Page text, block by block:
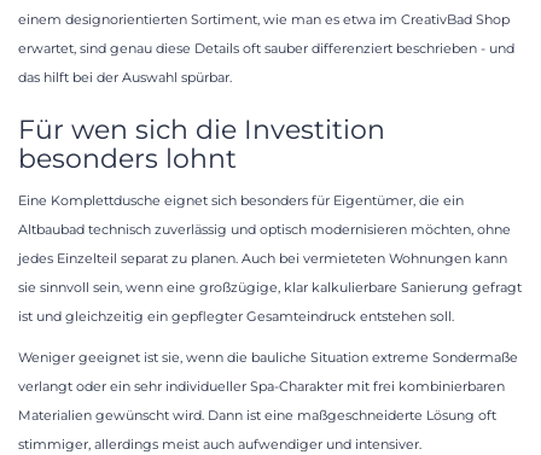
einem designorientierten Sortiment, wie man es etwa im CreativBad Shop
erwartet, sind genau diese Details oft sauber differenziert beschrieben - und
das hilft bei der Auswahl spürbar.
Für wen sich die Investition
besonders lohnt
Eine Komplettdusche eignet sich besonders für Eigentümer, die ein
Altbaubad technisch zuverlässig und optisch modernisieren möchten, ohne
jedes Einzelteil separat zu planen. Auch bei vermieteten Wohnungen kann
sie sinnvoll sein, wenn eine großzügige, klar kalkulierbare Sanierung gefragt
ist und gleichzeitig ein gepflegter Gesamteindruck entstehen soll.
Weniger geeignet ist sie, wenn die bauliche Situation extreme Sondermaße
verlangt oder ein sehr individueller Spa-Charakter mit frei kombinierbaren
Materialien gewünscht wird. Dann ist eine maßgeschneiderte Lösung oft
stimmiger, allerdings meist auch aufwendiger und intensiver.